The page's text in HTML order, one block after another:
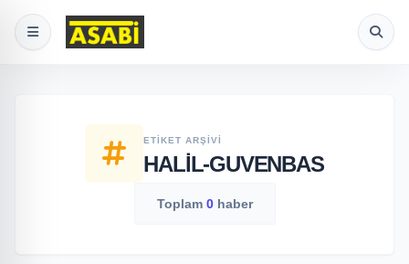
ETIKET ARŞIVI
HALIL-GUVENBAS
Toplam 0haber